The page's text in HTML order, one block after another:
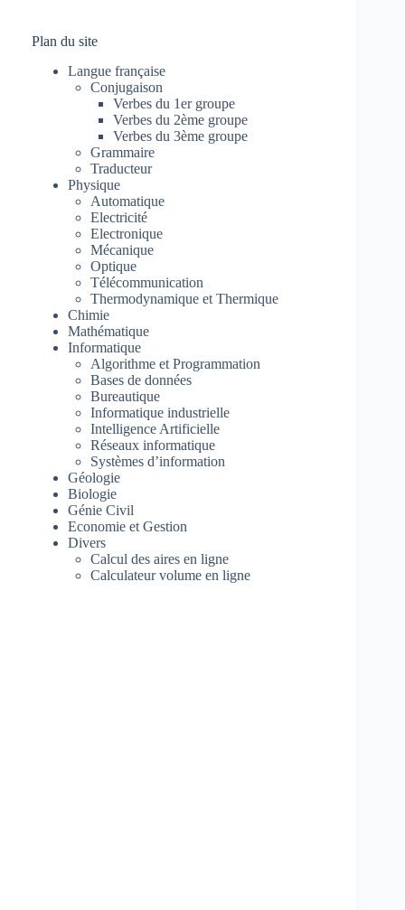
Plan du site
Langue française
Conjugaison
Verbes du 1er groupe
Verbes du 2ème groupe
Verbes du 3ème groupe
Grammaire
Traducteur
Physique
Automatique
Electricité
Electronique
Mécanique
Optique
Télécommunication
Thermodynamique et Thermique
Chimie
Mathématique
Informatique
Algorithme et Programmation
Bases de données
Bureautique
Informatique industrielle
Intelligence Artificielle
Réseaux informatique
Systèmes d’information
Géologie
Biologie
Génie Civil
Economie et Gestion
Divers
Calcul des aires en ligne
Calculateur volume en ligne